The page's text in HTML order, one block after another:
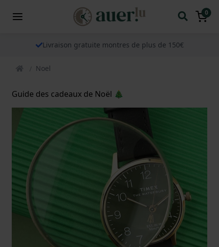
0
Livraison gratuite montres de plus de 150€
Noel
Guide des cadeaux de Noël 🎄